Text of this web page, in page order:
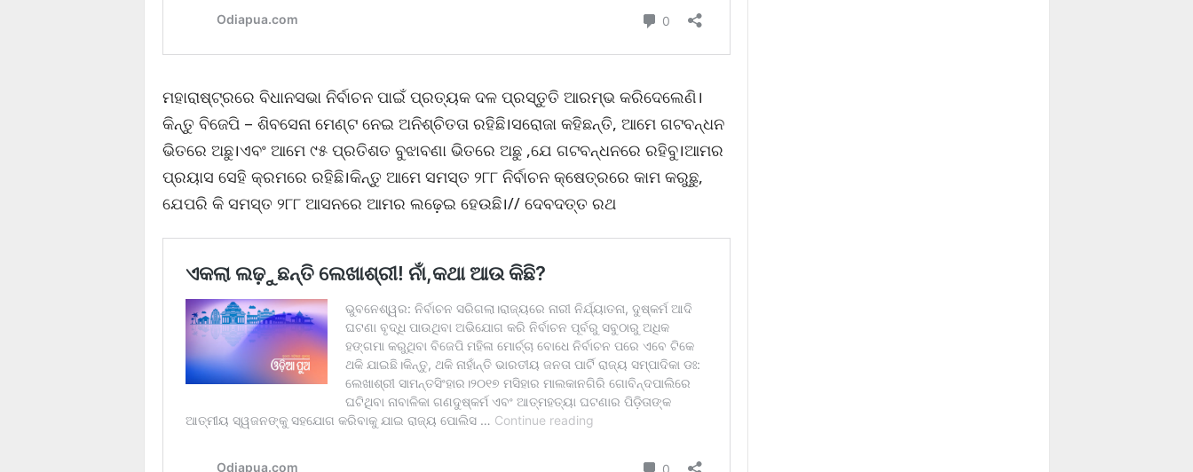
ମହାରାଷ୍ଟ୍ରରେ ବିଧାନସଭା ନିର୍ବାଚନ ପାଇଁ ପ୍ରତ୍ୟକ ଦଳ ପ୍ରସ୍ତୁତି ଆରମ୍ଭ କରିଦେଲେଣି।
କିନ୍ତୁ ବିଜେପି – ଶିବସେନା ମେଣ୍ଟ ନେଇ ଅନିଶ୍ଚିତତା ରହିଛି।ସରୋଜା କହିଛନ୍ତି, ଆମେ ଗଟବନ୍ଧନ
ଭିତରେ ଅଛୁ।ଏବଂ ଆମେ ୯୫ ପ୍ରତିଶତ ବୁଝାବଣା ଭିତରେ ଅଛୁ ,ଯେ ଗଟବନ୍ଧନରେ ରହିବୁ।ଆମର
ପ୍ରୟାସ ସେହି କ୍ରମରେ ରହିଛି।କିନ୍ତୁ ଆମେ ସମସ୍ତ ୨୮୮ ନିର୍ବାଚନ କ୍ଷେତ୍ରରେ କାମ କରୁଛୁ,
ଯେପରି କି ସମସ୍ତ ୨୮୮ ଆସନରେ ଆମର ଲଢ଼େଇ ହେଉଛି।// ଦେବଦତ୍ତ ରଥ